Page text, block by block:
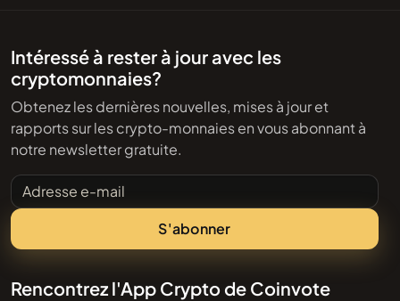
Intéressé à rester à jour avec les
cryptomonnaies?
Obtenez les dernières nouvelles, mises à jour et
rapports sur les crypto-monnaies en vous abonnant à
notre newsletter gratuite.
Adresse e-mail
S'abonner
Rencontrez l'App Crypto de Coinvote